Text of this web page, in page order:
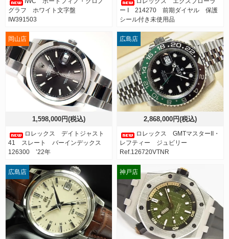
グラフ ホワイト文字盤
IW391503
ー I 214270 前期ダイヤル 保護
シール付き未使用品
1,598,000円(税込)
ロレックス デイトジャスト
41 スレート バーインデックス
126300 ’22年
岡山店
2,868,000円(税込)
ロレックス GMTマスターII・
レフティー ジュビリー
Ref.126720VTNR
広島店
広島店 神戸店